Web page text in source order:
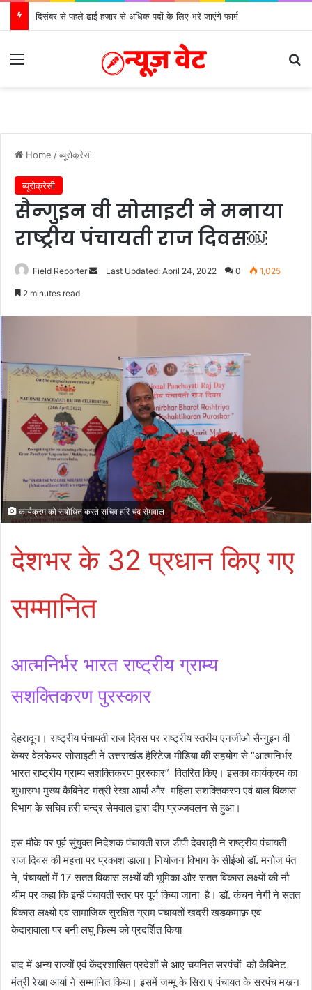
दिसंबर से पहले ढाई हजार से अधिक पदों के लिए भरे जाएंगे फार्म
Menu
Home /ब्यूरोक्रेसी
ब्यूरोक्रेसी
सैन्गुइन वी सोसाइटी ने मनाया
राष्ट्रीय पंचायती राज दिवस￼
Field Reporter
SendLast Updated: April 24, 2022 0 1,025
2 minutes read
कार्यक्रम को संबोधित करते सचिव हरि चंद सेमवाल
देशभर के 32 प्रधान किए गए
सम्मानित
आत्मनिर्भर भारत राष्ट्रीय ग्राम्य
सशक्तिकरण पुरस्कार
देहरादून। राष्ट्रीय पंचायती राज दिवस पर राष्ट्रीय स्तरीय एनजीओ सैन्गुइन वी
केयर वेलफेयर सोसाइटी ने उत्तराखंड हैरिटेज मीडिया की सहयोग से “आत्मनिर्भर
भारत राष्ट्रीय ग्राम्य सशक्तिकरण पुरस्कार” वितरित किए। इसका कार्यक्रम का
शुभारम्भ मुख्य कैबिनेट मंत्री रेखा आर्या और महिला सशक्तिकरण एवं बाल विकास
विभाग के सचिव हरी चन्द्र सेमवाल द्वारा दीप प्रज्जवलन से हुआ।
इस मौके पर पूर्व सुंयुक्त निदेशक पंचायती राज डीपी देवराड़ी ने राष्ट्रीय पंचायती
राज दिवस की महत्ता पर प्रकाश डाला। नियोजन विभाग के सीईओ डॉ. मनोज पंत
ने, पंचायतों में 17 सतत विकास लक्ष्यों की भूमिका और सतत विकास लक्ष्यों की नौ
थीम पर कहा कि इन्हें पंचायती स्तर पर पूर्ण किया जाना है। डॉ. कंचन नेगी ने सतत
विकास लक्ष्यो एवं सामाजिक सुरक्षित ग्राम पंचायतों खदरी खडकमाफ़ एवं
केदारावाला पर बनी लघु फिल्म को प्रदर्शित किया
बाद में अन्य राज्यों एवं केंद्रशासित प्रदेशों से आए चयनित सरपंचों को कैबिनेट
मंत्री रेखा आर्या ने सम्मानित किया। इसमें जम्मू के सिरा ए पंचायत के सरपंच मखन